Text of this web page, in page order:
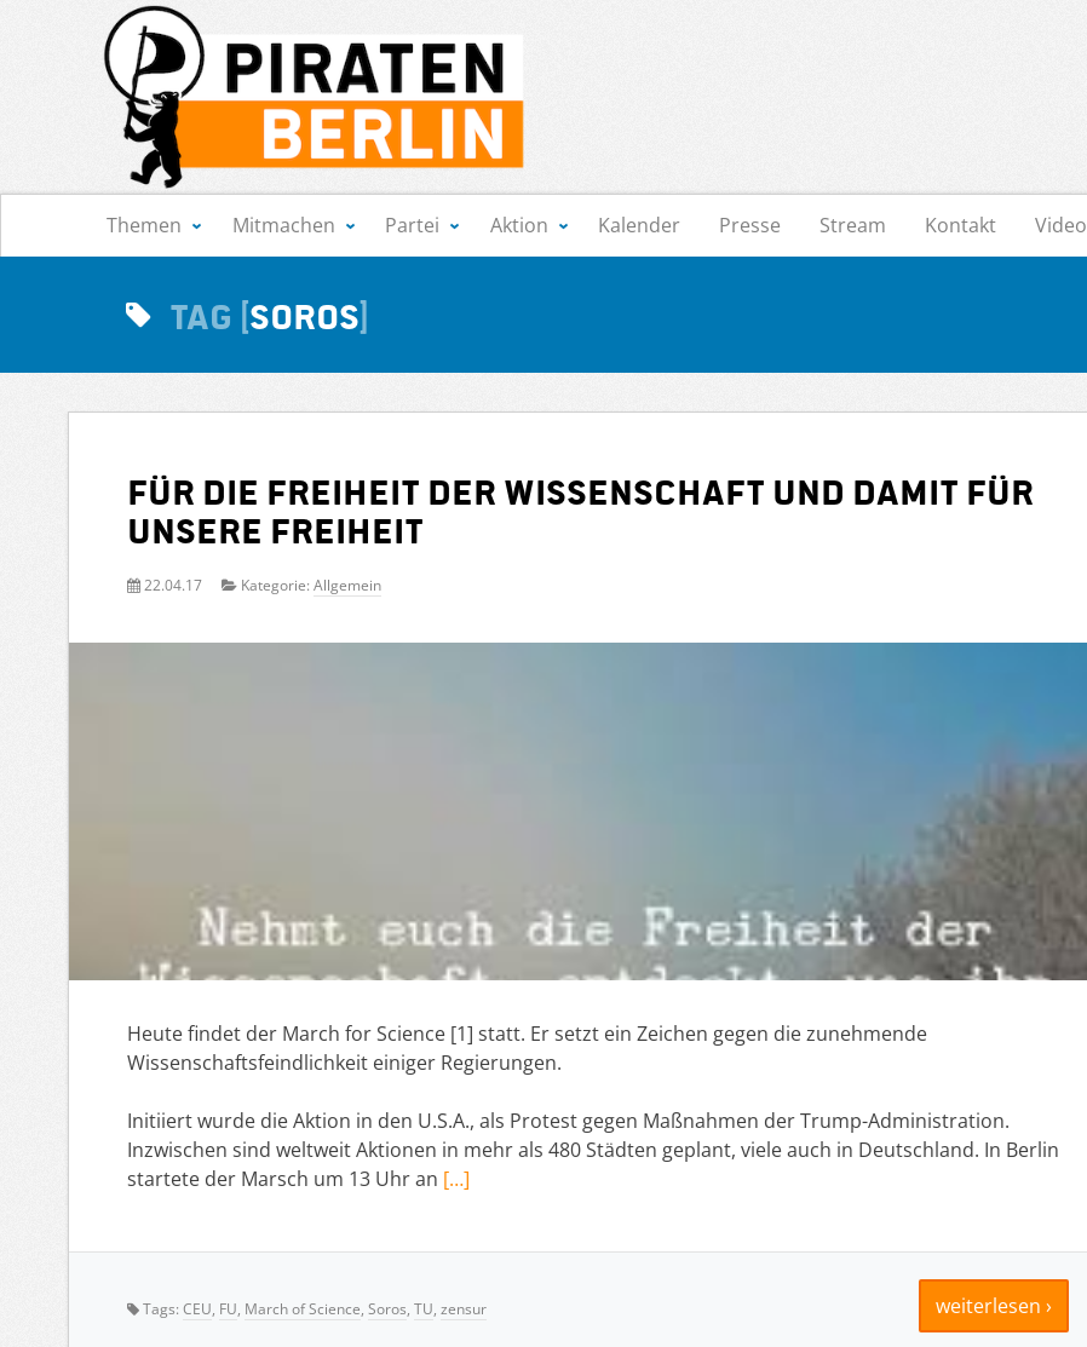
Navigation
Themen Mitmachen Partei Aktion Kalender Presse Stream Kontakt Video
Tag Soros
Für die Freiheit der Wissenschaft und damit für
unsere Freiheit
22.04.17 Kategorie: Allgemein
Heute findet der March for Science [1] statt. Er setzt ein Zeichen gegen die zunehmende
Wissenschaftsfeindlichkeit einiger Regierungen.
Initiiert wurde die Aktion in den U.S.A., als Protest gegen Maßnahmen der Trump-Administration.
Inzwischen sind weltweit Aktionen in mehr als 480 Städten geplant, viele auch in Deutschland. In Berlin
startete der Marsch um 13 Uhr an […]
weiterlesen ›
Tags: CEU, FU, March of Science, Soros, TU, zensur